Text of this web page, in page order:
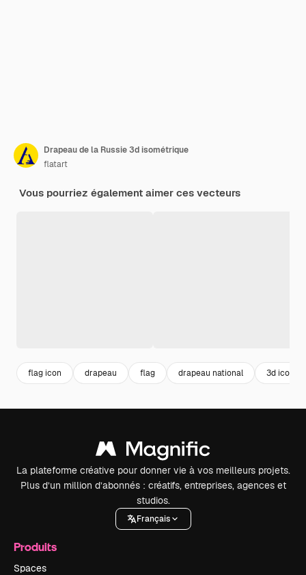
Drapeau de la Russie 3d isométrique
flatart
Vous pourriez également aimer ces vecteurs
flag icon drapeau flag drapeau national 3d icon
La plateforme créative pour donner vie à vos meilleurs projets.
Plus d’un million d’abonnés : créatifs, entreprises, agences et
studios.
Français
Produits
Spaces